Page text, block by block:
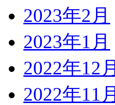
2023年2月
2023年1月
2022年12月
2022年11月